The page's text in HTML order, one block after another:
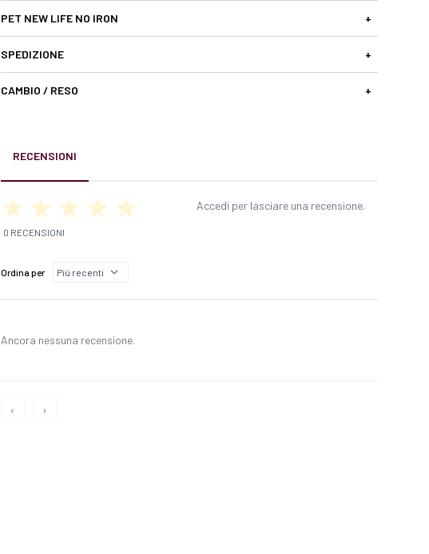
PET NEW LIFE NO IRON +
SPEDIZIONE +
CAMBIO / RESO +
RECENSIONI
0 RECENSIONI
Accedi per lasciare una recensione.
Ordina per
Ancora nessuna recensione.
‹ ›